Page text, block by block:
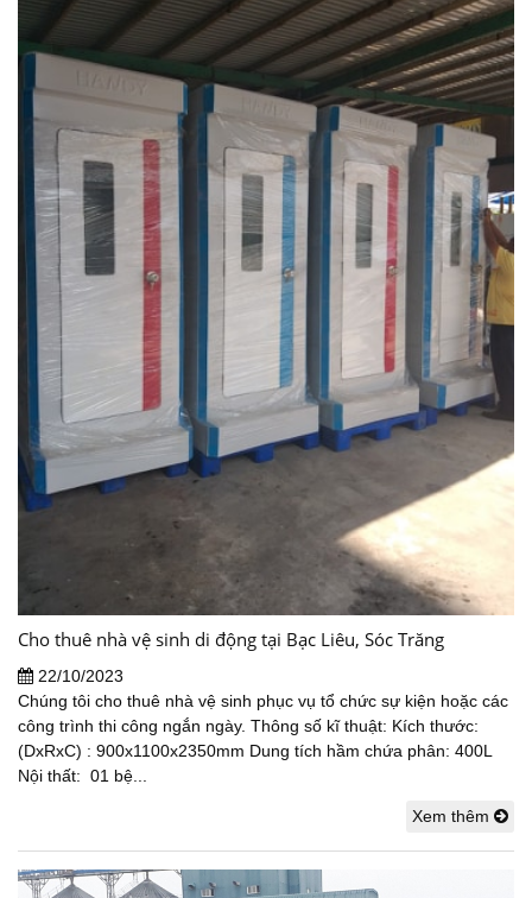
Cho thuê nhà vệ sinh di động tại Bạc Liêu, Sóc Trăng
22/10/2023
Chúng tôi cho thuê nhà vệ sinh phục vụ tổ chức sự kiện hoặc các
công trình thi công ngắn ngày. Thông số kĩ thuật: Kích thước:
(DxRxC) : 900x1100x2350mm Dung tích hầm chứa phân: 400L
Nội thất: 01 bệ...
Xem thêm